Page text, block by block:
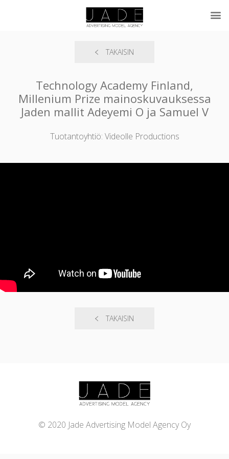
TAKAISIN
Technology Academy Finland,
Millenium Prize mainoskuvauksessa
Jaden mallit Adeyemi O ja Samuel V
Tuotantoyhtiö: Videolle Productions
TAKAISIN
© 2020 Jade Advertising Model Agency Oy